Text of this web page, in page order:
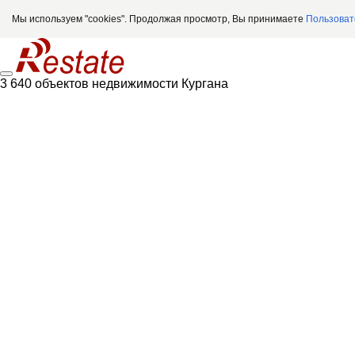
Мы используем "cookies". Продолжая просмотр, Вы принимаете
3 640 объектов недвижимости Кургана